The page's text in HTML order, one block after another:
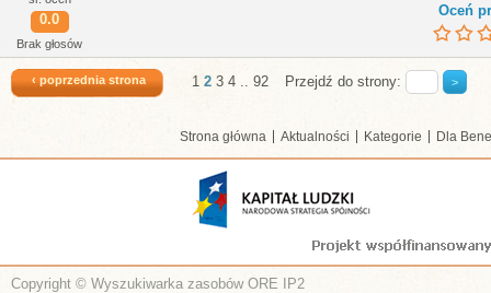
0.0
Brak głosów
Oceń
‹ poprzednia strona 1 2 3 4 .. 92 Przejdź do strony:
Strona główna Aktualności Kategorie Dla
Copyright © Wyszukiwarka zasobów ORE IP2